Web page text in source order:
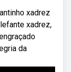
xadrez
xadrez,
da